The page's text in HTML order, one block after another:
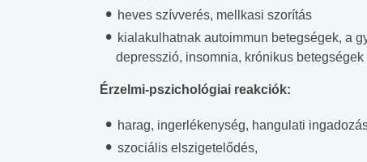
heves szívverés, mellkasi szorítás
kialakulhatnak autoimmun betegségek, a
depresszió, insomnia, krónikus betegségek
Érzelmi-pszichológiai reakciók:
harag, ingerlékenység, hangulati
szociális elszigetelődés,